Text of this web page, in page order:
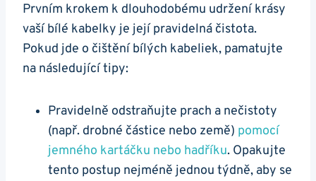
Prvním krokem k dlouhodobému ​udržení krásy
‌vaší ⁢bílé kabelky je její pravidelná čistota.
Pokud ⁤jde o čištění bílých kabeliek, pamatujte‌
na následující‍ tipy:
Pravidelně ​odstraňujte prach ⁤a nečistoty⁣
(např. drobné částice nebo země) pomocí
jemného kartáčku nebo hadříku. Opakujte
tento postup nejméně jednou týdně, aby se